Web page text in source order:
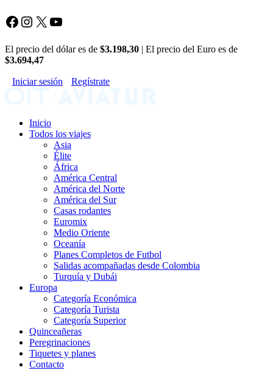
Facebook
Instagram
X YouTube
El precio del dólar es de $3.198,30 | El precio del Euro es de
$3.694,47
Iniciar sesión Regístrate
Inicio
Todos los viajes
Asia
Élite
África
América Central
América del Norte
América del Sur
Casas rodantes
Euromix
Medio Oriente
Oceanía
Planes Completos de Futbol
Salidas acompañadas desde Colombia
Turquía y Dubái
Europa
Categoría Económica
Categoría Turista
Categoría Superior
Quinceañeras
Peregrinaciones
Tiquetes y planes
Contacto